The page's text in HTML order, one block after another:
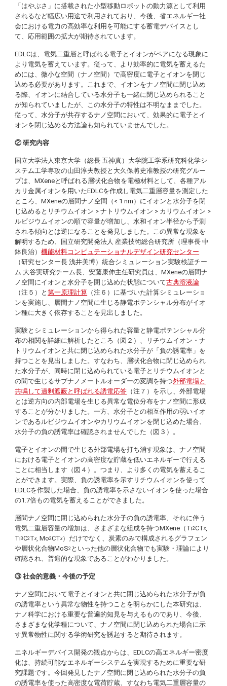
「はやぶさ」に搭載された小型移動ロボットの動力源として利用
されるなど幅広い用途で利用されており、今後、省エネルギー社
会における電力の高効率な利用を可能にする蓄電デバイスとし
て、応用範囲の拡大が期待されています。
EDLCは、電気二重層と呼ばれる電子とイオンがペアになる現象に
より電気を蓄えています。従って、より効率的に電気を蓄えるた
めには、微小な空間（ナノ空間）で高密度に電子とイオンを閉じ
込める必要があります。これまで、イオンをナノ空間に閉じ込め
る際、イオンに結合している水分子も一緒に閉じ込められること
が知られていましたが、この水分子の特性は不明なままでした。
従って、水分子が共存するナノ空間において、効果的に電子とイ
オンを閉じ込める方法論も知られていませんでした。
② 研究内容
国立大学法人東京大学（総長 五神真）大学院工学系研究科化学シ
ステム工学専攻の山田淳夫教授と大久保將史准教授の研究グルー
プは、MXeneと呼ばれる層状化合物を電極材料として、各種アル
カリ金属イオンを用いたEDLCを作成し電気二重層容量を測定した
ところ、MXeneの層間ナノ空間（< 1 nm）にイオンと水分子を閉
じ込めるとリチウムイオン > ナトリウムイオン > カリウムイオン >
ルビジウムイオンの順で容量が増加し、水和イオン半径から予測
される傾向とは逆になることを発見しました。この異常な現象を
解明するため、国立研究開発法人 産業技術総合研究所（理事長 中
鉢良治）機能材料コンピュテーショナルデザイン研究センター
（研究センター長 浅井美博）統合シミュレーション実験検証チー
ム 大谷実研究チーム長、安藤康伸主任研究員は、MXeneの層間ナ
ノ空間にイオンと水分子を閉じ込めた状態について古典溶液論
（注５）と第一原理計算 （注６）に基づいた計算シミュレーショ
ンを実施し、層間ナノ空間に生じる静電ポテンシャル分布がイオ
ン種に大きく依存することを見出しました。
実験とシミュレーションから得られた容量と静電ポテンシャル分
布の相関を詳細に解析したところ（図２）、リチウムイオン・ナ
トリウムイオンと共に閉じ込められた水分子が「負の誘電率」を
持つことを見出しました。すなわち、層状化合物に閉じ込められ
た水分子が、同時に閉じ込められている電子とリチウムイオンと
の間で生じるサブナノメートルオーダーの変調を持つ外部電場と
共鳴して過剰遮蔽と呼ばれる誘電応答 （注７）を示し、外部電場
とは逆方向の内部電場を生じる異常な電位分布をナノ空間に形成
することが分かりました。一方、水分子との相互作用の弱いイオ
ンであるルビジウムイオンやカリウムイオンを閉じ込めた場合、
水分子の負の誘電率は確認されませんでした（図３）。
電子とイオンの間で生じる外部電場を打ち消す現象は、ナノ空間
における電子とイオンの高密度な貯蔵を低いエネルギーで行える
ことに相当します（図４）。つまり、より多くの電気を蓄えるこ
とができます。実際、負の誘電率を示すリチウムイオンを使って
EDLCを作製した場合、負の誘電率を示さないイオンを使った場合
の1.7倍もの電気を蓄えることができました。
層間ナノ空間に閉じ込められた水分子の負の誘電率、それに伴う
電気二重層容量の増加は、さまざまな組成を持つMXene（Ti2CTx,
Ti3C2 Tx, Mo2CTx）だけでなく、炭素のみで構成されるグラフェン
や層状化合物MoS2 といった他の層状化合物でも実験・理論により
確認され、普遍的な現象であることがわかりました。
③ 社会的意義・今後の予定
ナノ空間において電子とイオンと共に閉じ込められた水分子が負
の誘電率という異常な物性を持つことを明らかにした本研究は、
ナノ科学における重要な普遍的知見を与えるものであり、今後、
さまざまな化学種について、ナノ空間に閉じ込められた場合に示
す異常物性に関する学術研究を誘起すると期待されます。
エネルギーデバイス開発の観点からは、EDLCの高エネルギー密度
化は、持続可能なエネルギーシステムを実現するために重要な研
究課題です。今回発見したナノ空間に閉じ込められた水分子の負
の誘電率を使った高密度な電荷貯蔵、すなわち電気二重層容量の